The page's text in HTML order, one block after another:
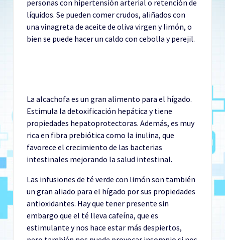
personas con hipertensión arterial o retención de
líquidos. Se pueden comer crudos, aliñados con
una vinagreta de aceite de oliva virgen y limón, o
bien se puede hacer un caldo con cebolla y perejil.
La alcachofa es un gran alimento para el hígado.
Estimula la detoxificación hepática y tiene
propiedades hepatoprotectoras. Además, es muy
rica en fibra prebiótica como la inulina, que
favorece el crecimiento de las bacterias
intestinales mejorando la salud intestinal.
Las infusiones de té verde con limón son también
un gran aliado para el hígado por sus propiedades
antioxidantes. Hay que tener presente sin
embargo que el té lleva cafeína, que es
estimulante y nos hace estar más despiertos,